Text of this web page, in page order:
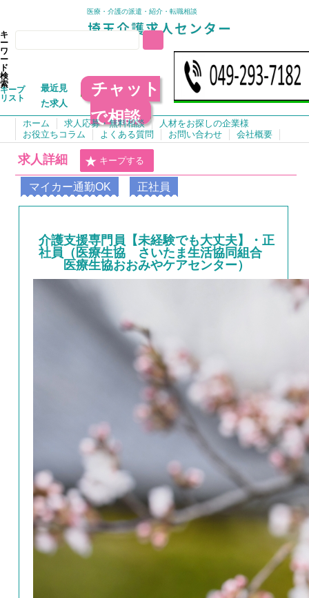
医療・介護の派遣・紹介・転職相談
キ
ー
ワ
ー
ド
検
索
キープ
リスト
最近見
た求人
チャット
で相談
ホーム 求人応募・無料相談
人材をお探しの企業様
お役立ちコラム
よくある質問 お問い合わせ 会社概要
求人詳細 キープする
マイカー通勤OK 正社員
介護支援専門員【未経験でも大丈夫】・正
社員（医療生協 さいたま生活協同組合
医療生協おおみやケアセンター）